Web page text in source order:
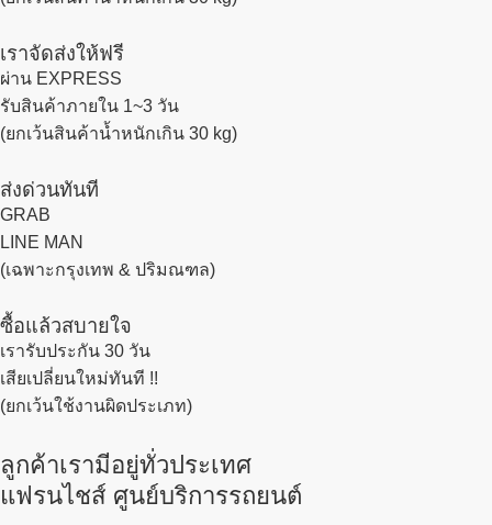
เราจัดส่งให้ฟรี
ผ่าน EXPRESS
รับสินค้าภายใน 1~3 วัน
(ยกเว้นสินค้าน้ำหนักเกิน 30 kg)
ส่งด่วนทันที
GRAB
LINE MAN
(เฉพาะกรุงเทพ & ปริมณฑล)
ซื้อแล้วสบายใจ
เรารับประกัน 30 วัน
เสียเปลี่ยนใหม่ทันที !!
(ยกเว้นใช้งานผิดประเภท)
ลูกค้าเรามีอยู่ทั่วประเทศ
แฟรนไชส์ ศูนย์บริการรถยนต์